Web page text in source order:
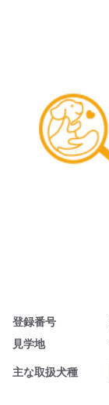
登録番号
見学地
主な取扱犬種